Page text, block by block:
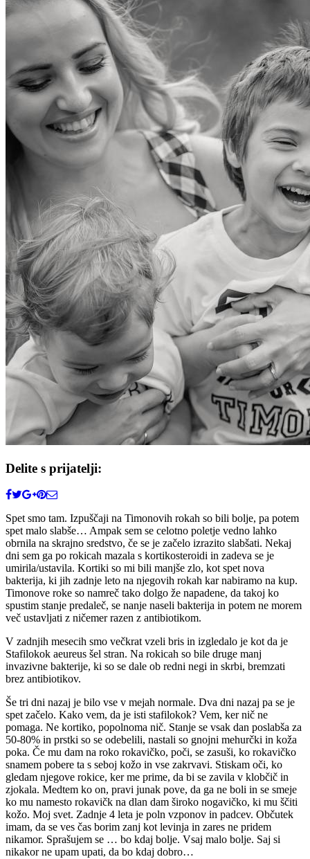
Delite s prijatelji:
Spet smo tam. Izpuščaji na Timonovih rokah so bili bolje, pa potem
spet malo slabše… Ampak sem se celotno poletje vedno lahko
obrnila na skrajno sredstvo, če se je začelo izrazito slabšati. Nekaj
dni sem ga po rokicah mazala s kortikosteroidi in zadeva se je
umirila/ustavila. Kortiki so mi bili manjše zlo, kot spet nova
bakterija, ki jih zadnje leto na njegovih rokah kar nabiramo na kup.
Timonove roke so namreč tako dolgo že napadene, da takoj ko
spustim stanje predaleč, se nanje naseli bakterija in potem ne morem
več ustavljati z ničemer razen z antibiotikom.
V zadnjih mesecih smo večkrat vzeli bris in izgledalo je kot da je
Stafilokok aeureus šel stran. Na rokicah so bile druge manj
invazivne bakterije, ki so se dale ob redni negi in skrbi, bremzati
brez antibiotikov.
Še tri dni nazaj je bilo vse v mejah normale. Dva dni nazaj pa se je
spet začelo. Kako vem, da je isti stafilokok? Vem, ker nič ne
pomaga. Ne kortiko, popolnoma nič. Stanje se vsak dan poslabša za
50-80% in prstki so se odebelili, nastali so gnojni mehurčki in koža
poka. Če mu dam na roko rokavičko, poči, se zasuši, ko rokavičko
snamem pobere ta s seboj kožo in vse zakrvavi. Stiskam oči, ko
gledam njegove rokice, ker me prime, da bi se zavila v klobčič in
zjokala. Medtem ko on, pravi junak pove, da ga ne boli in se smeje
ko mu namesto rokavičk na dlan dam široko nogavičko, ki mu ščiti
kožo. Moj svet. Zadnje 4 leta je poln vzponov in padcev. Občutek
imam, da se ves čas borim zanj kot levinja in zares ne pridem
nikamor. Sprašujem se … bo kdaj bolje. Vsaj malo bolje. Saj si
nikakor ne upam upati, da bo kdaj dobro…